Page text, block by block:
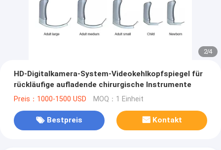
2/4
HD-Digitalkamera-System-Videokehlkopfspiegel für
rückläufige aufladende chirurgische Instrumente
Preis：1000-1500 USD MOQ：1 Einheit
Bestpreis Kontakt